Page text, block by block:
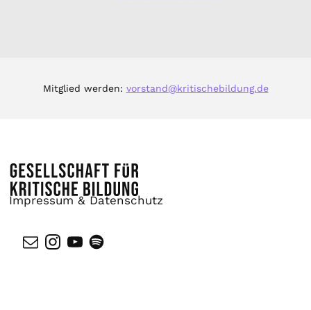
Mitglied werden: vorstand@kritischebildung.de
Impressum & Datenschutz